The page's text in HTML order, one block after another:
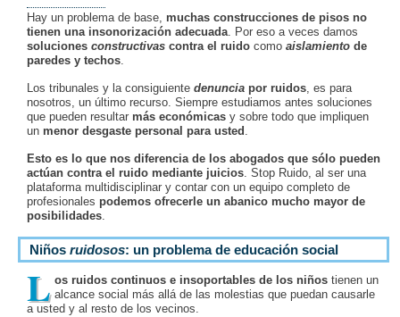
Hay un problema de base, muchas construcciones de pisos no
tienen una insonorización adecuada. Por eso a veces damos
soluciones constructivas contra el ruido como aislamiento de
paredes y techos.
Los tribunales y la consiguiente denuncia por ruidos, es para
nosotros, un último recurso. Siempre estudiamos antes soluciones
que pueden resultar más económicas y sobre todo que impliquen
un menor desgaste personal para usted .
Esto es lo que nos diferencia de los abogados que sólo pueden
actúan contra el ruido mediante juicios. Stop Ruido, al ser una
plataforma multidisciplinar y contar con un equipo completo de
profesionales podemos ofrecerle un abanico mucho mayor de
posibilidades.
Niños ruidosos: un problema de educación social
L os ruidos continuos e insoportables de los niños tienen un
alcance social más allá de las molestias que puedan causarle
a usted y al resto de los vecinos.